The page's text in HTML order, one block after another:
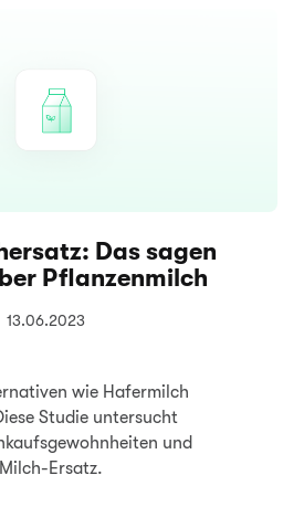
Das sagen
Pflanzenmilch
13.06.2023
wie Hafermilch
Studie untersucht
und
Ersatz.